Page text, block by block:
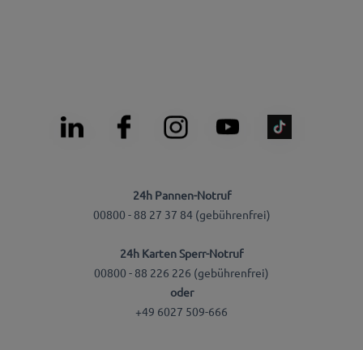
24h Pannen-Notruf
00800 - 88 27 37 84 (gebührenfrei)
24h Karten Sperr-Notruf
00800 - 88 226 226 (gebührenfrei)
oder
+49 6027 509-666